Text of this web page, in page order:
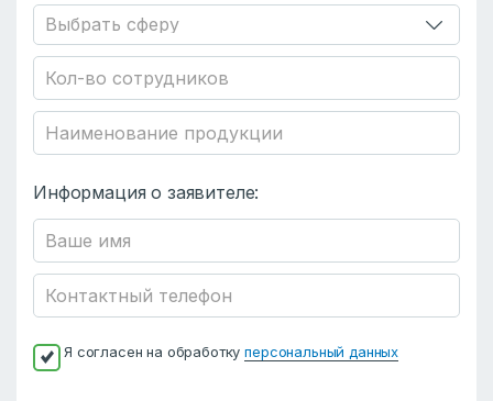
Информация о заявителе:
Я согласен на обработкуперсональный данных